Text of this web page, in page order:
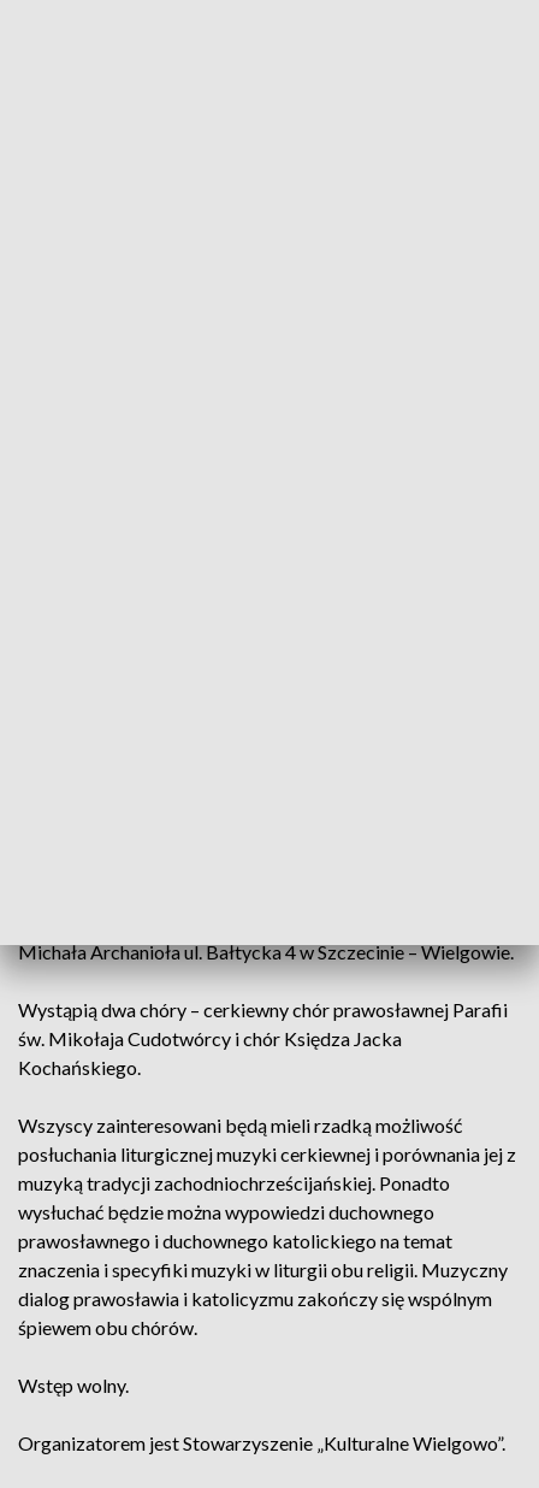
Michała Archanioła ul. Bałtycka 4 w Szczecinie – Wielgowie.
Wystąpią dwa chóry – cerkiewny chór prawosławnej Parafii
św. Mikołaja Cudotwórcy i chór Księdza Jacka
Kochańskiego.
Wszyscy zainteresowani będą mieli rzadką możliwość
posłuchania liturgicznej muzyki cerkiewnej i porównania jej z
muzyką tradycji zachodniochrześcijańskiej. Ponadto
wysłuchać będzie można wypowiedzi duchownego
prawosławnego i duchownego katolickiego na temat
znaczenia i specyfiki muzyki w liturgii obu religii. Muzyczny
dialog prawosławia i katolicyzmu zakończy się wspólnym
śpiewem obu chórów.
Wstęp wolny.
Organizatorem jest Stowarzyszenie „Kulturalne Wielgowo”.